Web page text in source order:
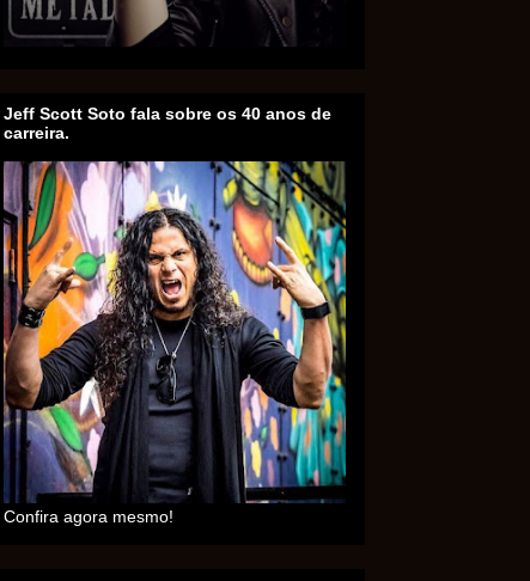
Jeff Scott Soto fala sobre os 40 anos de
carreira.
Confira agora mesmo!